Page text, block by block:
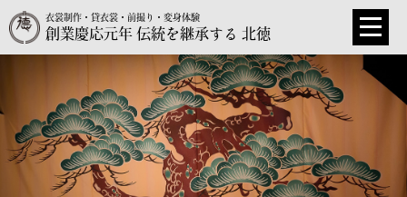
衣裳制作・貸衣裳・前撮り・変身体験
創業慶応元年 伝統を継承する 北徳